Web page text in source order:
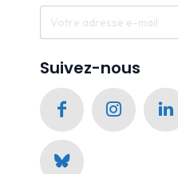
Suivez-nous